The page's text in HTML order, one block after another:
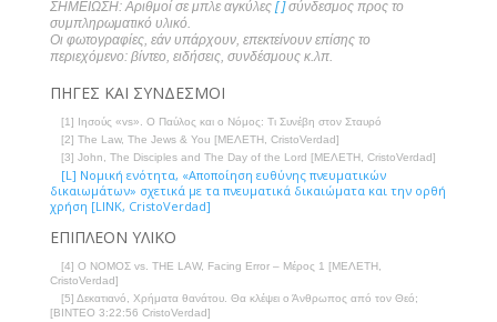
ΣΗΜΕΙΩΣΗ: Αριθμοί σε μπλε αγκύλες[ ]σύνδεσμος προς το
συμπληρωματικό υλικό.
Οι φωτογραφίες, εάν υπάρχουν, επεκτείνουν επίσης το
περιεχόμενο: βίντεο, ειδήσεις, συνδέσμους κ.λπ.
ΠΗΓΕΣ ΚΑΙ ΣΥΝΔΕΣΜΟΙ
[1] Ιησούς «vs». Ο Παύλος και ο Νόμος: Τι Συνέβη στον Σταυρό
[2] The Law, The Jews & You [ΜΕΛΕΤΗ, CristoVerdad]
[3] John, The Disciples and The Day of the Lord [ΜΕΛΕΤΗ, CristoVerdad]
[L] Νομική ενότητα, «Αποποίηση ευθύνης πνευματικών
δικαιωμάτων» σχετικά με τα πνευματικά δικαιώματα και την ορθή
χρήση [LINK, CristoVerdad]
ΕΠΙΠΛΕΟΝ ΥΛΙΚΟ
[4] Ο ΝΟΜΟΣ vs. THE LAW, Facing Error – Μέρος 1 [ΜΕΛΕΤΗ,
CristoVerdad]
[5] Δεκατιανό, Χρήματα θανάτου. Θα κλέψει ο Άνθρωπος από τον Θεό;
[ΒΙΝΤΕΟ 3:22:56 CristoVerdad]